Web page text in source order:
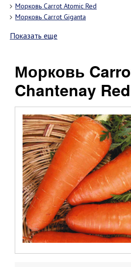
Морковь Carrot Atomic Red
Морковь Carrot Giganta
Показать еще
Морковь Carrot
Chantenay